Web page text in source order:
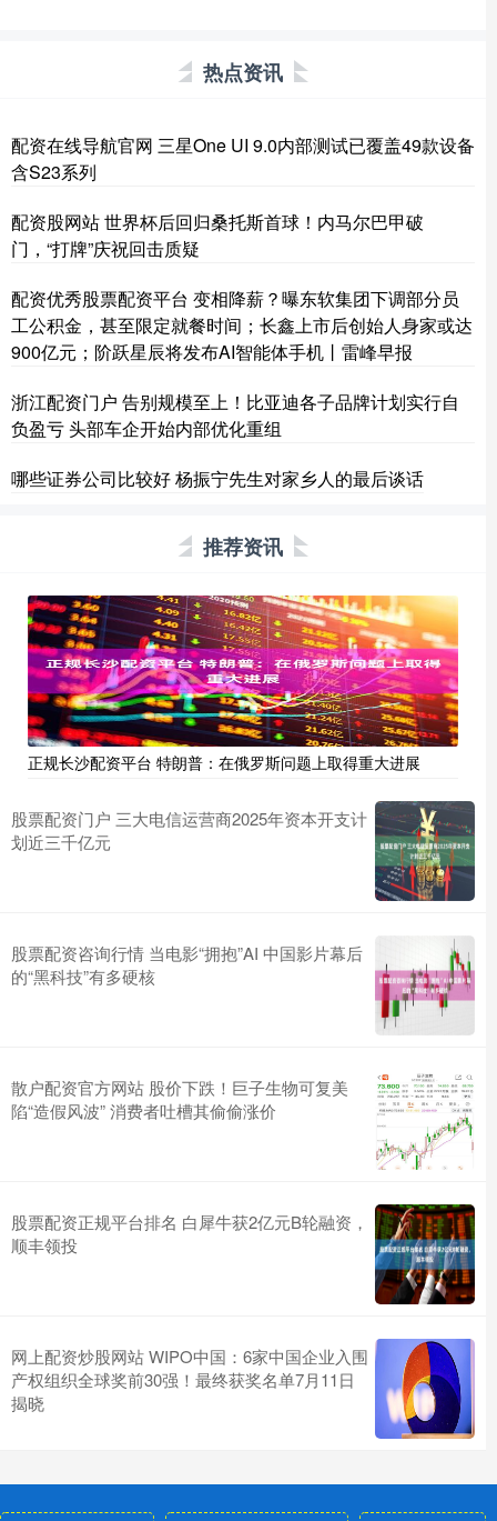
热点资讯
配资在线导航官网 三星One UI 9.0内部测试已覆盖49款设备
含S23系列
配资股网站 世界杯后回归桑托斯首球！内马尔巴甲破
门，“打牌”庆祝回击质疑
配资优秀股票配资平台 变相降薪？曝东软集团下调部分员
工公积金，甚至限定就餐时间；长鑫上市后创始人身家或达
900亿元；阶跃星辰将发布AI智能体手机丨雷峰早报
浙江配资门户 告别规模至上！比亚迪各子品牌计划实行自
负盈亏 头部车企开始内部优化重组
哪些证券公司比较好 杨振宁先生对家乡人的最后谈话
推荐资讯
正规长沙配资平台 特朗普：在俄罗斯问题上取得重大进展
股票配资门户 三大电信运营商2025年资本开支计
划近三千亿元
股票配资咨询行情 当电影“拥抱”AI 中国影片幕后
的“黑科技”有多硬核
散户配资官方网站 股价下跌！巨子生物可复美
陷“造假风波” 消费者吐槽其偷偷涨价
股票配资正规平台排名 白犀牛获2亿元B轮融资，
顺丰领投
网上配资炒股网站 WIPO中国：6家中国企业入围
产权组织全球奖前30强！最终获奖名单7月11日
揭晓